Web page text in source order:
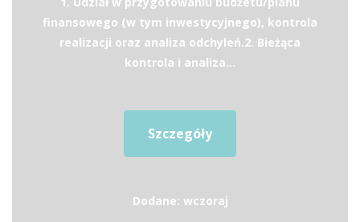
finansowego (w tym inwestycyjnego), kontrola
realizacji oraz analiza odchyleń.2. Bieżąca
kontrola i analiza...
Szczegóły
Dodane: wczoraj